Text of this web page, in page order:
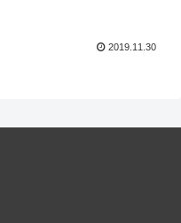
2019.11.30